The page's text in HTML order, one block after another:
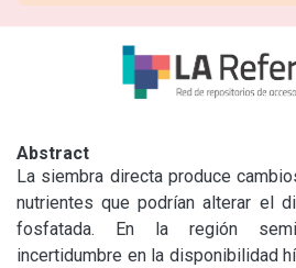
Abstract
La siembra directa produce
nutrientes que podrían alterar el
fosfatada. En la región
incertidumbre en la disponibilidad